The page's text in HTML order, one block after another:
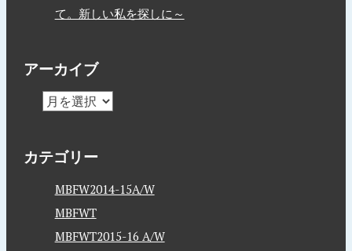
て。新しい私を探しに～
アーカイブ
カテゴリー
MBFW2014-15A/W
MBFWT
MBFWT2015-16 A/W